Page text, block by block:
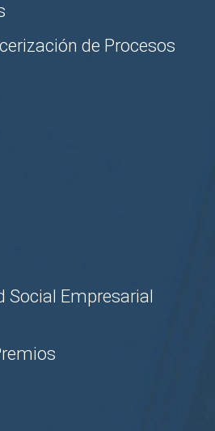
de Procesos
Social Empresarial